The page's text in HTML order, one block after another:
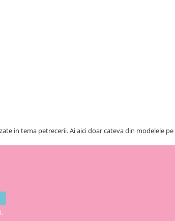
in tema petrecerii. Ai aici doar cateva din modelele